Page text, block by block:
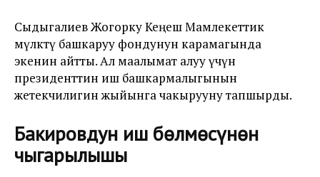
Сыдыгалиев Жогорку Кеңеш Мамлекеттик
мүлктү башкаруу фондунун карамагында
экенин айтты. Ал маалымат алуу үчүн
президенттин иш башкармалыгынын
жетекчилигин жыйынга чакырууну тапшырды.
Бакировдун иш бөлмөсүнөн
чыгарылышы